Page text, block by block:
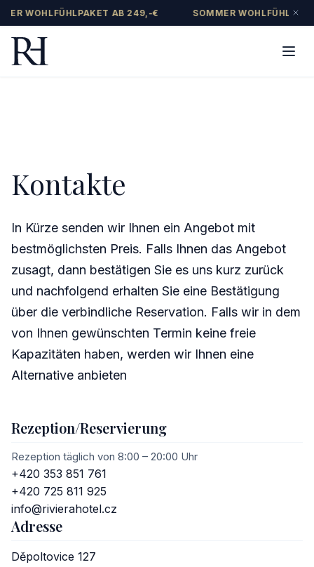
WOHLFÜHLPAKET AB 249,-€ SOMMER
Kontakte
In Kürze senden wir Ihnen ein Angebot mit
bestmöglichsten Preis. Falls Ihnen das Angebot
zusagt, dann bestätigen Sie es uns kurz zurück
und nachfolgend erhalten Sie eine Bestätigung
über die verbindliche Reservation. Falls wir in dem
von Ihnen gewünschten Termin keine freie
Kapazitäten haben, werden wir Ihnen eine
Alternative anbieten
Rezeption/Reservierung
Rezeption täglich von 8:00 – 20:00 Uhr
+420 353 851 761
+420 725 811 925
info@rivierahotel.cz
Adresse
Děpoltovice 127